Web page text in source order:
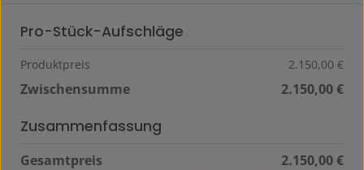
Pro-Stück-Aufschläge
Produktpreis 2.150,00 €
Zwischensumme 2.150,00 €
Zusammenfassung
Gesamtpreis 2.150,00 €